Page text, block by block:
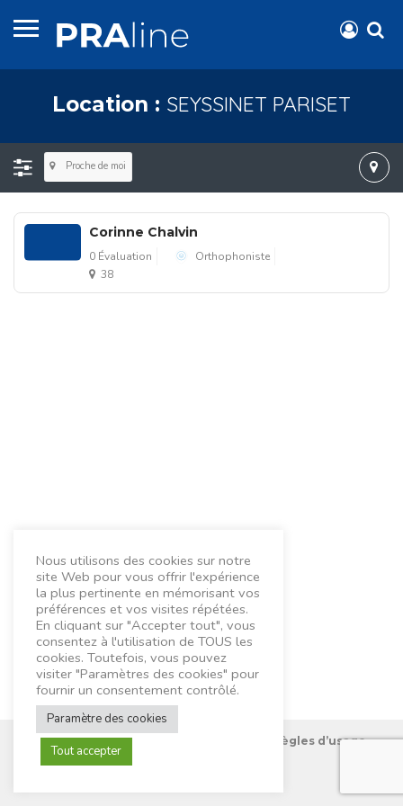
Location : SEYSSINET PARISET
Proche de moi
Corinne Chalvin
0 Évaluation
Orthophoniste
38
Nous connaître Règles d’usage
Nous utilisons des cookies sur notre
site Web pour vous offrir l'expérience
la plus pertinente en mémorisant vos
préférences et vos visites répétées.
En cliquant sur "Accepter tout", vous
consentez à l'utilisation de TOUS les
cookies. Toutefois, vous pouvez
visiter "Paramètres des cookies" pour
fournir un consentement contrôlé.
Paramètre des cookies
Tout accepter